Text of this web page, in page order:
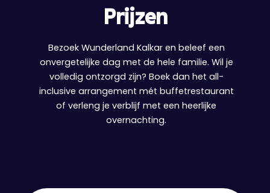
Prijzen
Bezoek Wunderland Kalkar en beleef een
onvergetelijke dag met de hele familie. Wil je
volledig ontzorgd zijn? Boek dan het all-
inclusive arrangement mét buffetrestaurant
of verleng je verblijf met een heerlijke
overnachting.